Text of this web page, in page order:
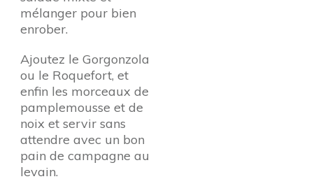
mélanger pour bien
enrober.
Ajoutez le Gorgonzola
ou le Roquefort, et
enfin les morceaux de
pamplemousse et de
noix et servir sans
attendre avec un bon
pain de campagne au
levain.